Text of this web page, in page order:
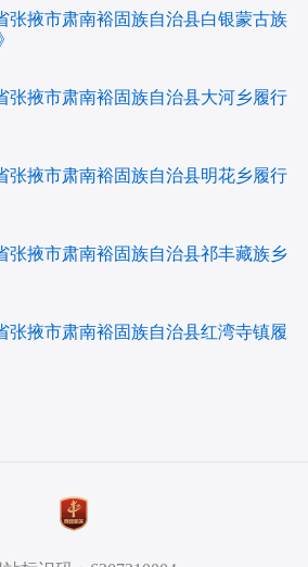
张掖市肃南裕固族自治县白银蒙古族
张掖市肃南裕固族自治县大河乡履行
张掖市肃南裕固族自治县明花乡履行
张掖市肃南裕固族自治县祁丰藏族乡
张掖市肃南裕固族自治县红湾寺镇履